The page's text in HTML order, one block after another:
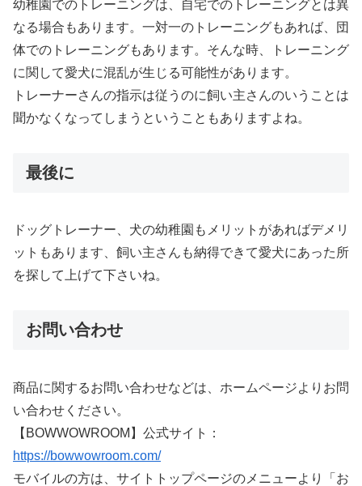
幼稚園でのトレーニングは、自宅でのトレーニングとは異
なる場合もあります。一対一のトレーニングもあれば、団
体でのトレーニングもあります。そんな時、トレーニング
に関して愛犬に混乱が生じる可能性があります。
トレーナーさんの指示は従うのに飼い主さんのいうことは
聞かなくなってしまうということもありますよね。
最後に
ドッグトレーナー、犬の幼稚園もメリットがあればデメリ
ットもあります、飼い主さんも納得できて愛犬にあった所
を探して上げて下さいね。
お問い合わせ
商品に関するお問い合わせなどは、ホームページよりお問
い合わせください。
【BOWWOWROOM】公式サイト：
https://bowwowroom.com/
モバイルの方は、サイトトップページのメニューより「お